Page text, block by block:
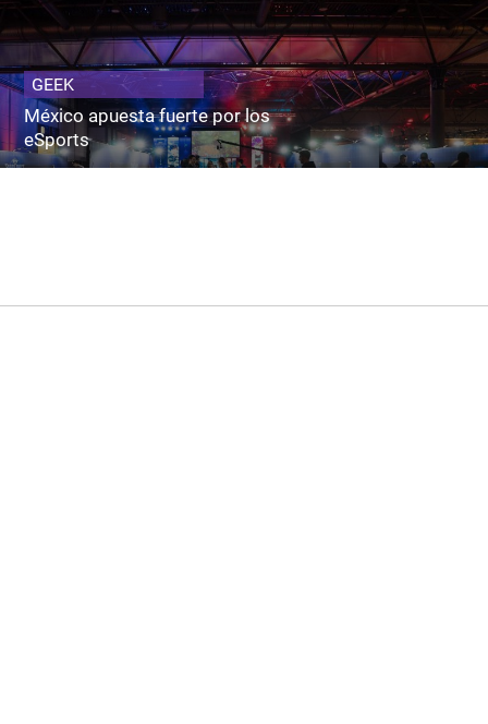
GEEK
México apuesta fuerte por los
eSports